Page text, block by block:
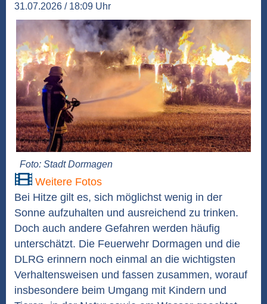
31.07.2026 / 18:09 Uhr
Foto: Stadt Dormagen
Weitere Fotos
Bei Hitze gilt es, sich möglichst wenig in der
Sonne aufzuhalten und ausreichend zu trinken.
Doch auch andere Gefahren werden häufig
unterschätzt. Die Feuerwehr Dormagen und die
DLRG erinnern noch einmal an die wichtigsten
Verhaltensweisen und fassen zusammen, worauf
insbesondere beim Umgang mit Kindern und